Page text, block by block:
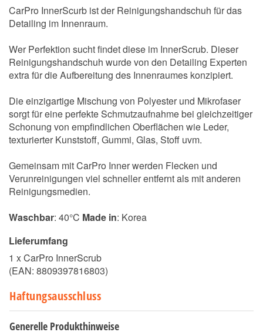
CarPro InnerScurb ist der Reinigungshandschuh für das
Detailing im Innenraum.
Wer Perfektion sucht findet diese im InnerScrub. Dieser
Reinigungshandschuh wurde von den Detailing Experten
extra für die Aufbereitung des Innenraumes konzipiert.
Die einzigartige Mischung von Polyester und Mikrofaser
sorgt für eine perfekte Schmutzaufnahme bei gleichzeitiger
Schonung von empfindlichen Oberflächen wie Leder,
texturierter Kunststoff, Gummi, Glas, Stoff uvm.
Gemeinsam mit CarPro Inner werden Flecken und
Verunreinigungen viel schneller entfernt als mit anderen
Reinigungsmedien.
Waschbar: 40°C Made in: Korea
Lieferumfang
1 x CarPro InnerScrub
(EAN: 8809397816803)
Haftungsausschluss
Generelle Produkthinweise